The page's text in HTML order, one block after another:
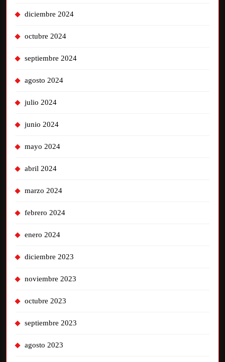
diciembre 2024
octubre 2024
septiembre 2024
agosto 2024
julio 2024
junio 2024
mayo 2024
abril 2024
marzo 2024
febrero 2024
enero 2024
diciembre 2023
noviembre 2023
octubre 2023
septiembre 2023
agosto 2023